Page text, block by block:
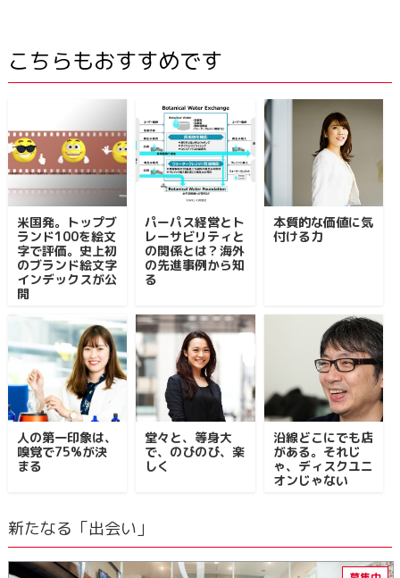
こちらもおすすめです
米国発。トップブ
ランド100を絵文
字で評価。史上初
のブランド絵文字
インデックスが公
開
パーパス経営とト
レーサビリティと
の関係とは？海外
の先進事例から知
る
本質的な価値に気
付ける力
人の第一印象は、
嗅覚で75%が決
まる
堂々と、等身大
で、のびのび、楽
しく
沿線どこにでも店
がある。それじ
ゃ、ディスクユニ
オンじゃない
新たなる「出会い」